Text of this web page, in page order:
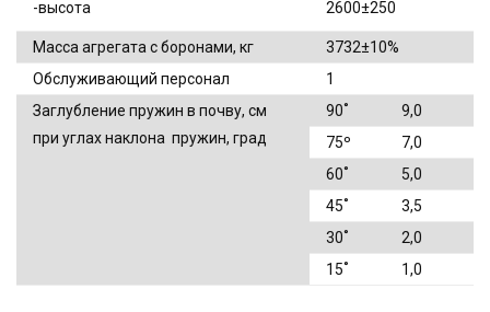
-высота
2600±250
Масса агрегата с боронами, кг
3732±10%
Обслуживающий персонал
1
Заглубление пружин в почву, см
при углах наклона пружин, град
90˚
9,0
75º
7,0
60˚
5,0
45˚
3,5
30˚
2,0
15˚
1,0